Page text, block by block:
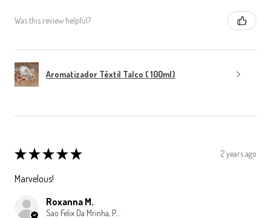
Was this review helpful?
Aromatizador Têxtil Talco ( 100ml)
★★★★★ 2 years ago
Marvelous!
Roxanna M.